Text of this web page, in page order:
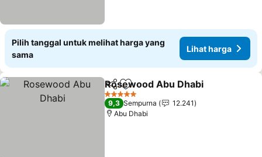
Pilih tanggal untuk melihat harga yang
sama
Lihat harga
BagikanTambahkan ke favorit
Rosewood Abu Dhabi
5 Bintang
9,3 Sempurna
12.241
Abu Dhabi